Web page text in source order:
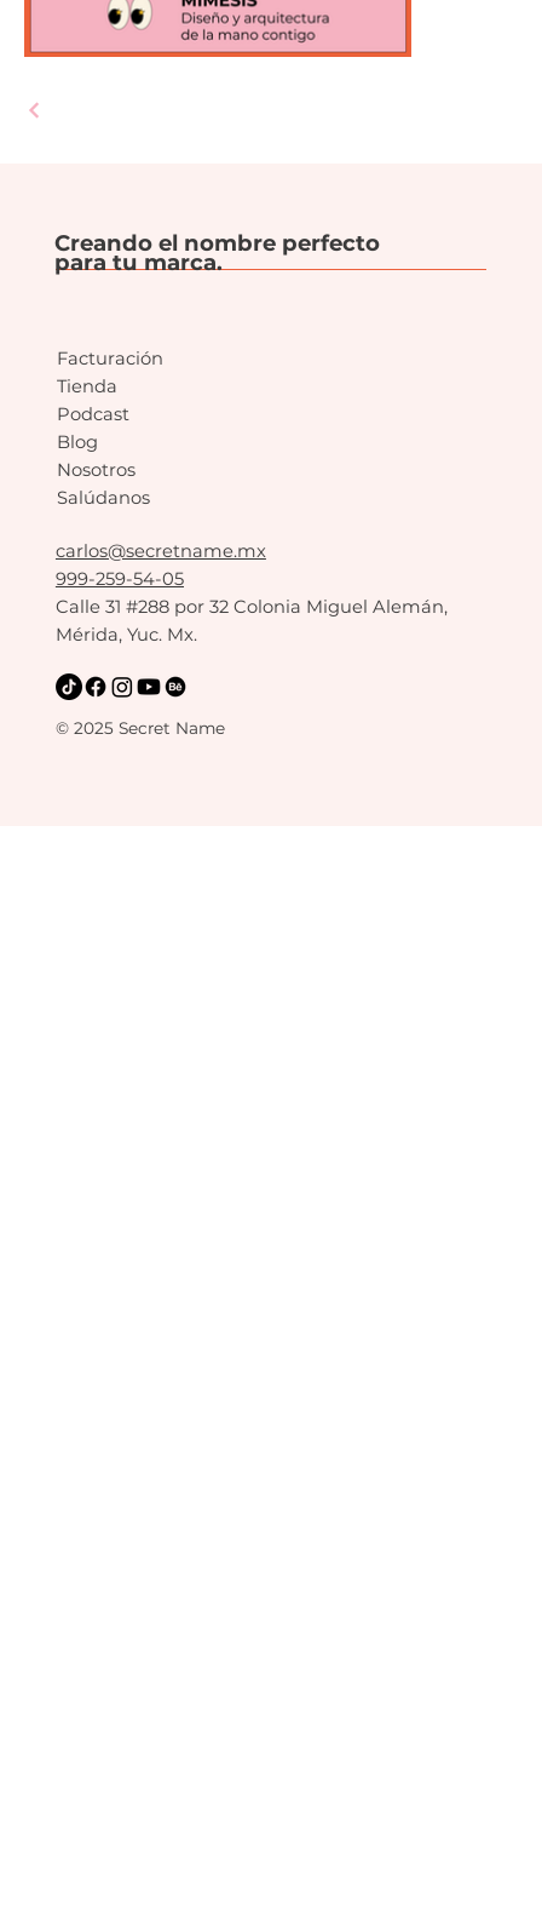
Creando el nombre perfecto
para tu marca.
carlos@secretname.mx
999-259-54-05
Calle 31 #288 por 32 Colonia Miguel Alemán,
Mérida, Yuc. Mx.
Facturación
Tienda
Podcast
Blog
Nosotros
Salúdanos
© 2025 Secret Name